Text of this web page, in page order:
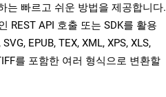
는 빠르고 쉬운 방법을 제공합니다.
REST API 호출 또는 SDK를 활용
EPUB, TEX, XML, XPS, XLS,
를 포함한 여러 형식으로 변환할